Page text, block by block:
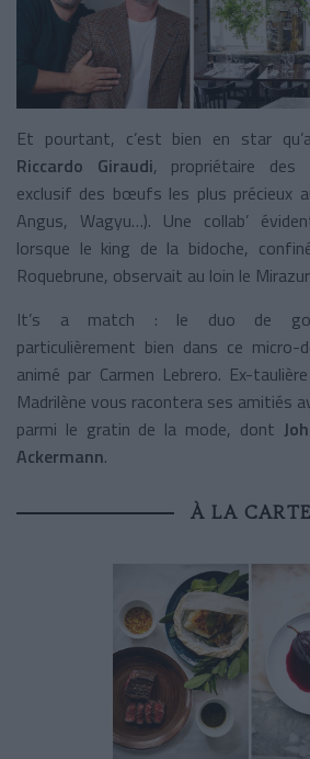
Et pourtant, c’est bien en star
Riccardo Giraudi, propriétaire des
exclusif des bœufs les plus précieux
Angus, Wagyu…). Une collab’
lorsque le king de la bidoche,
Roquebrune, observait au loin le
It’s a match : le duo de
particulièrement bien dans ce
animé par Carmen Lebrero. Ex-
Madrilène vous racontera ses amitiés
parmi le gratin de la mode, dont
Ackermann.
À LA CARTE